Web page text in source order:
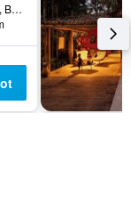
Rua Nova, 57, Trancoso, Brasilien